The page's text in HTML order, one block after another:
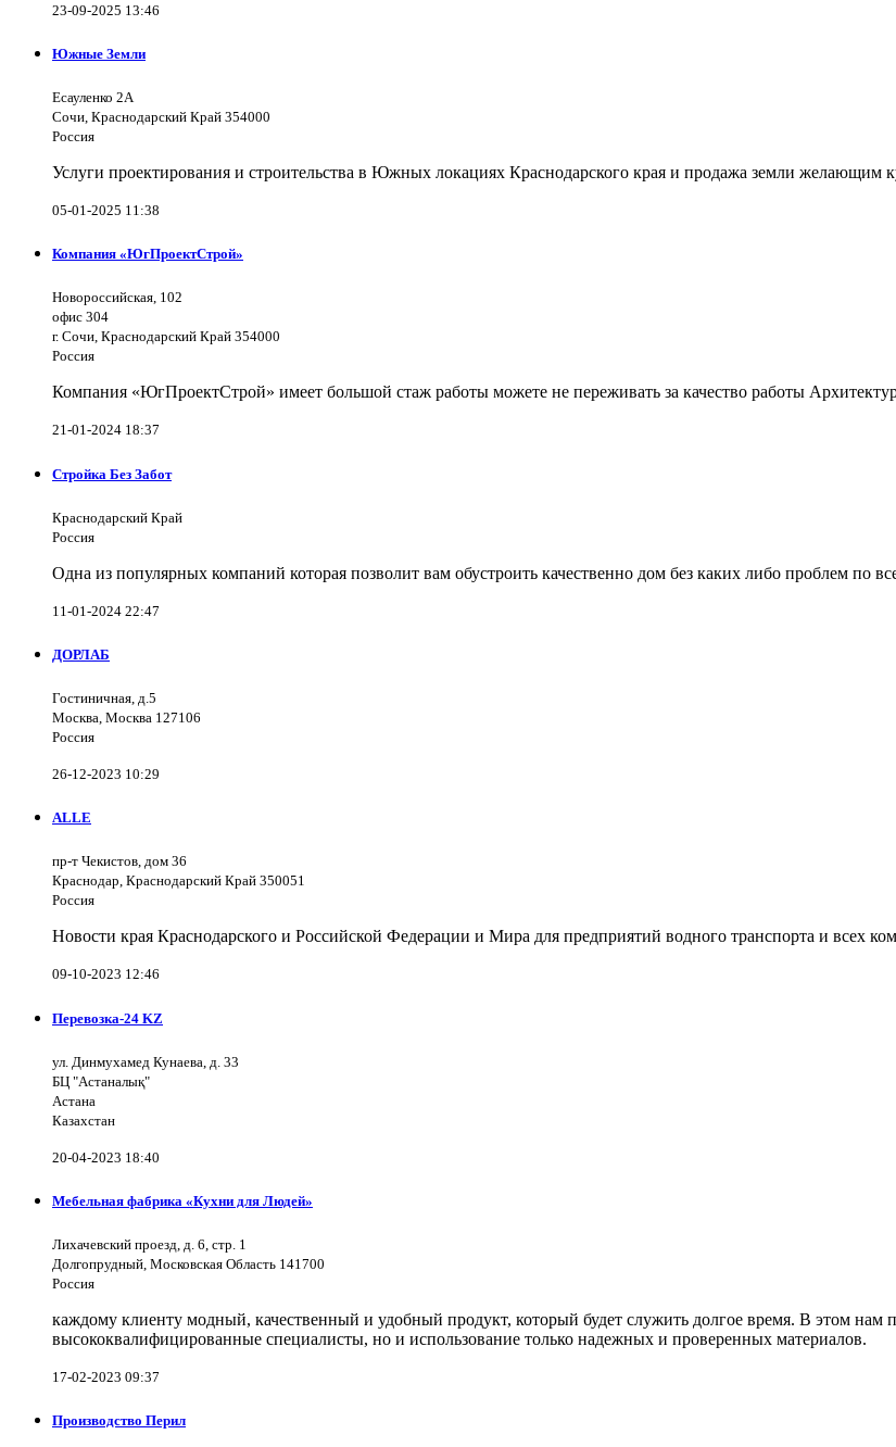
23-09-2025 13:46
Южные Земли
Есауленко 2А
Сочи, Краснодарский Край 354000
Россия
Услуги проектирования и строительства в Южных локациях Краснодарского края и продажа земли желающим
05-01-2025 11:38
Компания «ЮгПроектСтрой»
Новороссийская, 102
офис 304
г. Сочи, Краснодарский Край 354000
Россия
Компания «ЮгПроектСтрой» имеет большой стаж работы можете не переживать за качество работы
21-01-2024 18:37
Стройка Без Забот
Краснодарский Край
Россия
Одна из популярных компаний которая позволит вам обустроить качественно дом без каких либо проблем по
11-01-2024 22:47
ДОРЛАБ
Гостиничная, д.5
Москва, Москва 127106
Россия
26-12-2023 10:29
ALLE
пр-т Чекистов, дом 36
Краснодар, Краснодарский Край 350051
Россия
Новости края Краснодарского и Российской Федерации и Мира для предприятий водного транспорта и всех
09-10-2023 12:46
Перевозка-24 KZ
ул. Динмухамед Кунаева, д. 33
БЦ "Астаналық"
Астана
Казахстан
20-04-2023 18:40
Мебельная фабрика «Кухни для Людей»
Лихачевский проезд, д. 6, стр. 1
Долгопрудный, Московская Область 141700
Россия
каждому клиенту модный, качественный и удобный продукт, который будет служить долгое время. В этом нам
высококвалифицированные специалисты, но и использование только надежных и проверенных материалов.
17-02-2023 09:37
Производство Перил